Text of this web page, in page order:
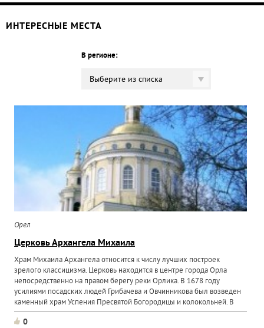
ИНТЕРЕСНЫЕ МЕСТА
В регионе:
Выберите из списка
Орел
Церковь Архангела Михаила
Храм Михаила Архангела относится к числу лучших построек
зрелого классицизма. Церковь находится в центре города Орла
непосредственно на правом берегу реки Орлика. В 1678 году
усилиями посадских людей Грибачева и Овчинникова был возведен
каменный храм Успения Пресвятой Богородицы и колокольней. В
0